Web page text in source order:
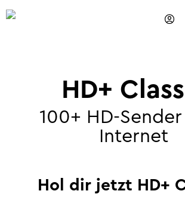
HD+
100+ HD-
Internet
Hol dir jetzt HD+